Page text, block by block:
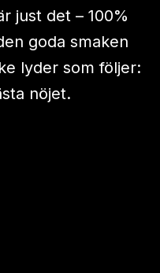
just det – 100%
goda smaken
lyder som följer:
nöjet.